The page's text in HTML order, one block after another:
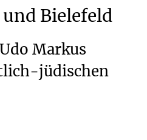
und Bielefeld
Markus
jüdischen